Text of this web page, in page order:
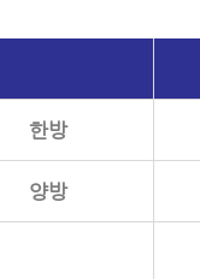
한방
양방